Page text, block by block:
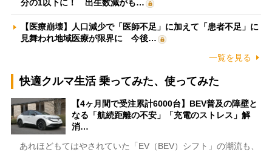
分の1以下に！ 出生数減がも…
【医療崩壊】人口減少で「医師不足」に加えて「患者不足」に
見舞われ地域医療が限界に 今後…
一覧を見る
快適クルマ生活 乗ってみた、使ってみた
【4ヶ月間で受注累計6000台】BEV普及の障壁と
なる「航続距離の不安」「充電のストレス」解
消…
あれほどもてはやされていた「EV（BEV）シフト」の潮流も、